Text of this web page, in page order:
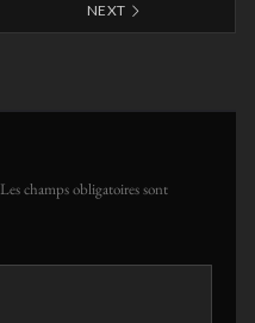
NEXT
Les champs obligatoires sont